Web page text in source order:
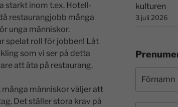
starkt inom t.ex. Hotell-
restaurangjobb många
unga människor.
spelat roll för jobben! Låt
som vi ser på detta
att äta på restaurang.
människor väljer att
Det ställer stora krav på
kulturen
3 juli 2026